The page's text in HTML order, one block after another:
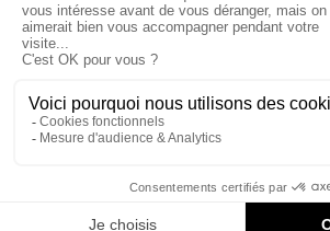
Bâtiment-Durable-Québec-1
Esquisses-1
MP-1 v2com-1
Cookies